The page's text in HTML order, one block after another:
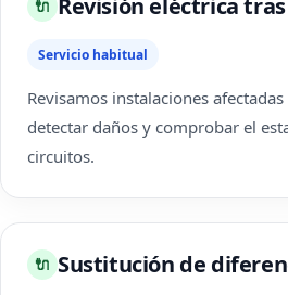
🔌 Revisión eléctrica
Servicio habitual
Revisamos instalaciones
detectar daños y comprobar el
circuitos.
🔌 Sustitución de